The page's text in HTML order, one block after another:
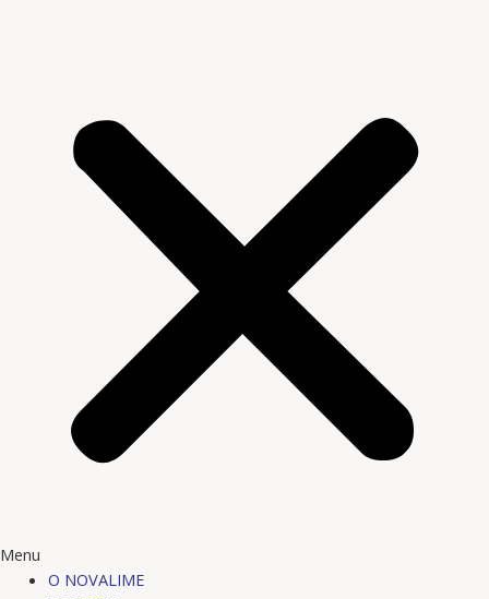
Menu
O NOVALIME